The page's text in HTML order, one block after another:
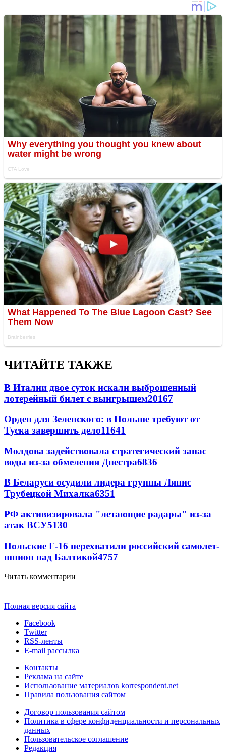
ЧИТАЙТЕ ТАКЖЕ
В Италии двое суток искали выброшенный
лотерейный билет с выигрышем20167
Орден для Зеленского: в Польше требуют от
Туска завершить дело11641
Молдова задействовала стратегический запас
воды из-за обмеления Днестра6836
В Беларуси осудили лидера группы Ляпис
Трубецкой Михалка6351
РФ активизировала "летающие радары" из-за
атак ВСУ5130
Польские F-16 перехватили российский самолет-
шпион над Балтикой4757
Читать комментарии
Полная версия сайта
Facebook
Twitter
RSS-ленты
E-mail рассылка
Контакты
Реклама на сайте
Использование материалов korrespondent.net
Правила пользования сайтом
Договор пользования сайтом
Политика в сфере конфиденциальности и персональных
данных
Пользовательское соглашение
Редакция